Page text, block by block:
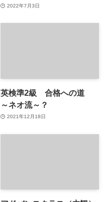
2022年7月3日
英検準2級 合格への道
～ネオ流～？
2021年12月18日